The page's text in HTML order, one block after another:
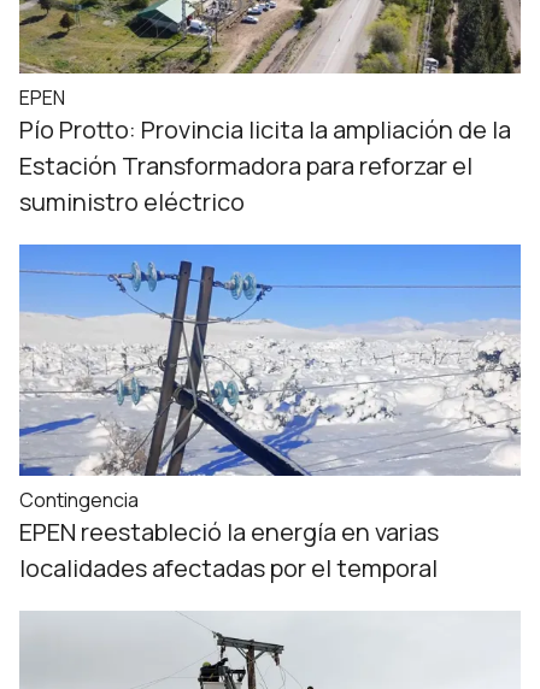
EPEN
Pío Protto: Provincia licita la ampliación de la
Estación Transformadora para reforzar el
suministro eléctrico
Contingencia
EPEN reestableció la energía en varias
localidades afectadas por el temporal